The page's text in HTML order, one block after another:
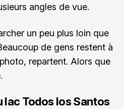
angles de vue.
un peu plus loin que
de gens restent à
repartent. Alors que
lac Todos los Santos